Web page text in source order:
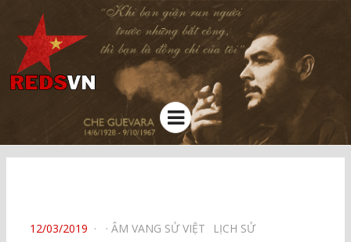
Kênh chia sẻ tri thức cộng đồng
Menu
POSTED
12/03/2019 ÂM VANG SỬ VIỆT⠀ LỊCH SỬ⠀